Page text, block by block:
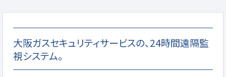
大阪ガスセキュリティサービスの、24時間遠隔監
視システム。